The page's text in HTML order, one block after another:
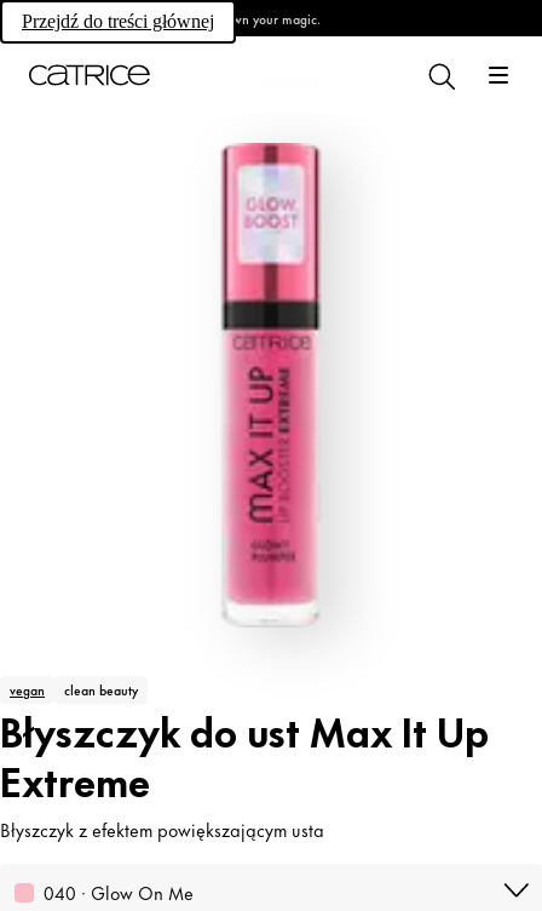
Przejdź do treści głównej Own your magic.
vegan clean beauty
Błyszczyk do ust Max It Up
Extreme
Błyszczyk z efektem powiększającym usta
040 · Glow On Me